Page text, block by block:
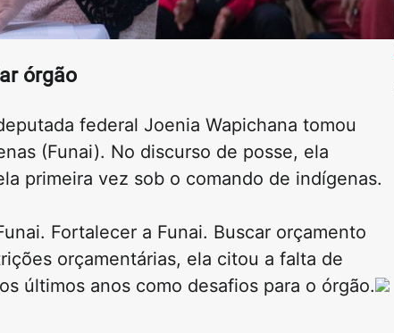
órgão
federal Joenia Wapichana tomou
(Funai). No discurso de posse, ela
primeira vez sob o comando de indígenas.
Fortalecer a Funai. Buscar orçamento
orçamentárias, ela citou a falta de
últimos anos como desafios para o órgão.